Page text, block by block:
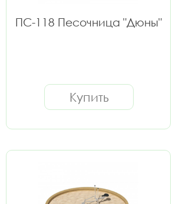
ПС-118 Песочница "Дюны"
Купить